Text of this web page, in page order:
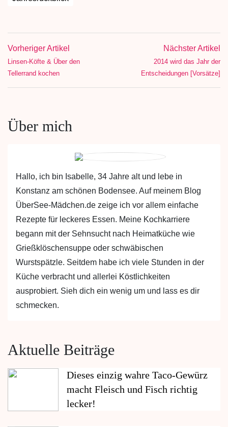
Vorheriger Artikel
Linsen-Köfte & Über den
Tellerrand kochen
Nächster Artikel
2014 wird das Jahr der
Entscheidungen [Vorsätze]
Über mich
Hallo, ich bin Isabelle, 34 Jahre alt und lebe in
Konstanz am schönen Bodensee. Auf meinem Blog
ÜberSee-Mädchen.de zeige ich vor allem einfache
Rezepte für leckeres Essen. Meine Kochkarriere
begann mit der Sehnsucht nach Heimatküche wie
Grießklöschensuppe oder schwäbischen
Wurstspätzle. Seitdem habe ich viele Stunden in der
Küche verbracht und allerlei Köstlichkeiten
ausprobiert. Sieh dich ein wenig um und lass es dir
schmecken.
Aktuelle Beiträge
Dieses einzig wahre Taco-Gewürz
macht Fleisch und Fisch richtig
lecker!